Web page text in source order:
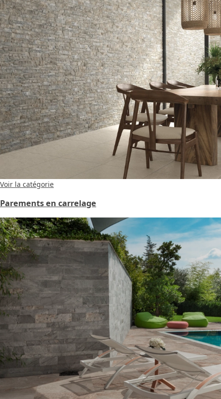
Voir la catégorie
Parements en carrelage